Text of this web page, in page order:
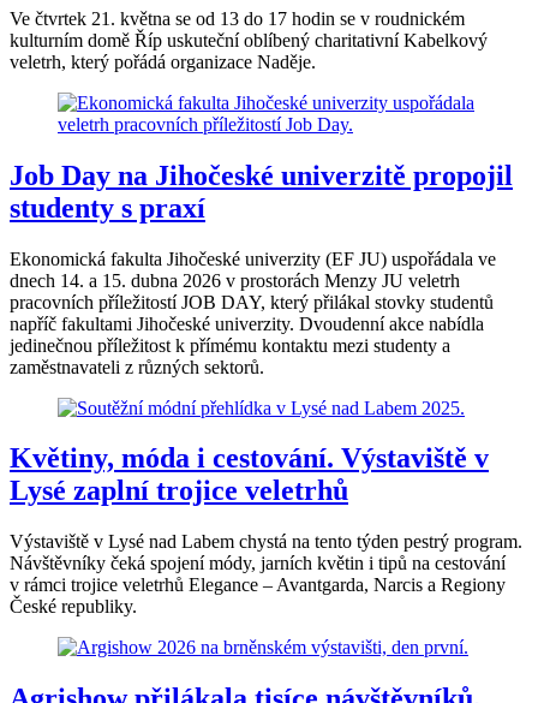
Ve čtvrtek 21. května se od 13 do 17 hodin se v roudnickém
kulturním domě Říp uskuteční oblíbený charitativní Kabelkový
veletrh, který pořádá organizace Naděje.
Job Day na Jihočeské univerzitě propojil
studenty s praxí
Ekonomická fakulta Jihočeské univerzity (EF JU) uspořádala ve
dnech 14. a 15. dubna 2026 v prostorách Menzy JU veletrh
pracovních příležitostí JOB DAY, který přilákal stovky studentů
napříč fakultami Jihočeské univerzity. Dvoudenní akce nabídla
jedinečnou příležitost k přímému kontaktu mezi studenty a
zaměstnavateli z různých sektorů.
Květiny, móda i cestování. Výstaviště v
Lysé zaplní trojice veletrhů
Výstaviště v Lysé nad Labem chystá na tento týden pestrý program.
Návštěvníky čeká spojení módy, jarních květin i tipů na cestování
v rámci trojice veletrhů Elegance – Avantgarda, Narcis a Regiony
České republiky.